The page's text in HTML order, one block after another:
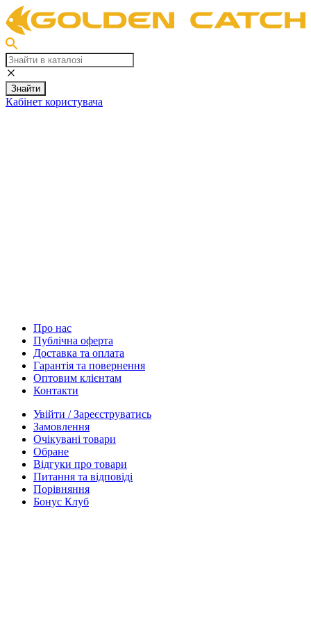
Знайти
Кабінет користувача
Про нас
Публічна оферта
Доставка та оплата
Гарантія та повернення
Оптовим клієнтам
Контакти
Увійти / Зареєструватись
Замовлення
Очікувані товари
Обране
Відгуки про товари
Питання та відповіді
Порівняння
Бонус Клуб